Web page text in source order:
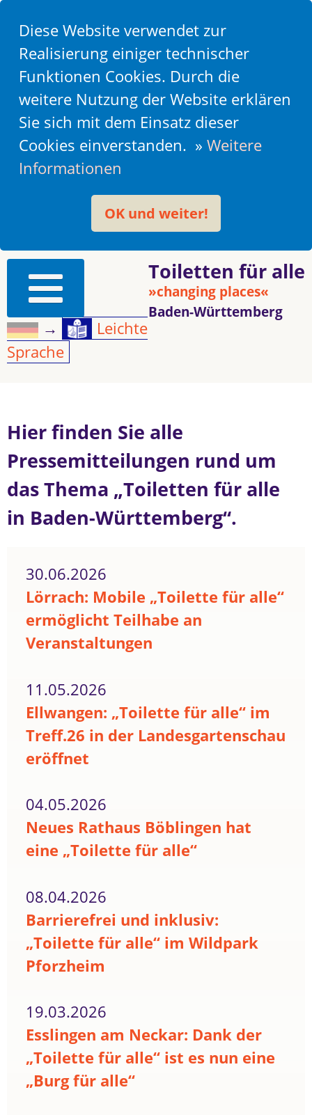
Diese Website verwendet zur
Realisierung einiger technischer
Funktionen Cookies. Durch die
weitere Nutzung der Website erklären
Sie sich mit dem Einsatz dieser
Cookies einverstanden. » Weitere
Informationen
OK und weiter!
Toiletten für alle
»changing places«
Baden-Württemberg
→
Leichte
Sprache
Hier finden Sie alle
Pressemitteilungen rund um
das Thema „Toiletten für alle
in Baden-Württemberg“.
30.06.2026
Lörrach: Mobile „Toilette für alle“
ermöglicht Teilhabe an
Veranstaltungen
11.05.2026
Ellwangen: „Toilette für alle“ im
Treff.26 in der Landesgartenschau
eröffnet
04.05.2026
Neues Rathaus Böblingen hat
eine „Toilette für alle“
08.04.2026
Barrierefrei und inklusiv:
„Toilette für alle“ im Wildpark
Pforzheim
19.03.2026
Esslingen am Neckar: Dank der
„Toilette für alle“ ist es nun eine
„Burg für alle“